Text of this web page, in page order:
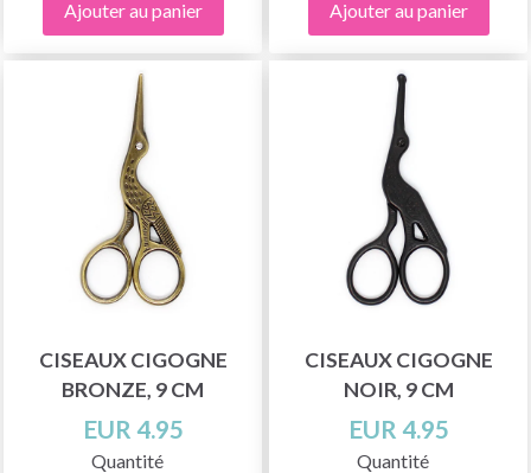
Ajouter au panier Ajouter au panier
CISEAUX CIGOGNE
BRONZE, 9 CM
EUR 4.95
Quantité
CISEAUX CIGOGNE
NOIR, 9 CM
EUR 4.95
Quantité